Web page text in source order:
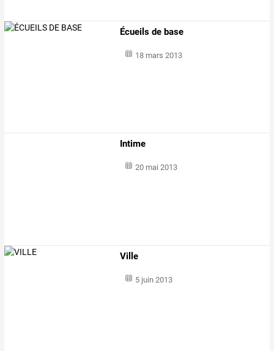
Écueils de base
18 mars 2013
Intime
20 mai 2013
Ville
5 juin 2013